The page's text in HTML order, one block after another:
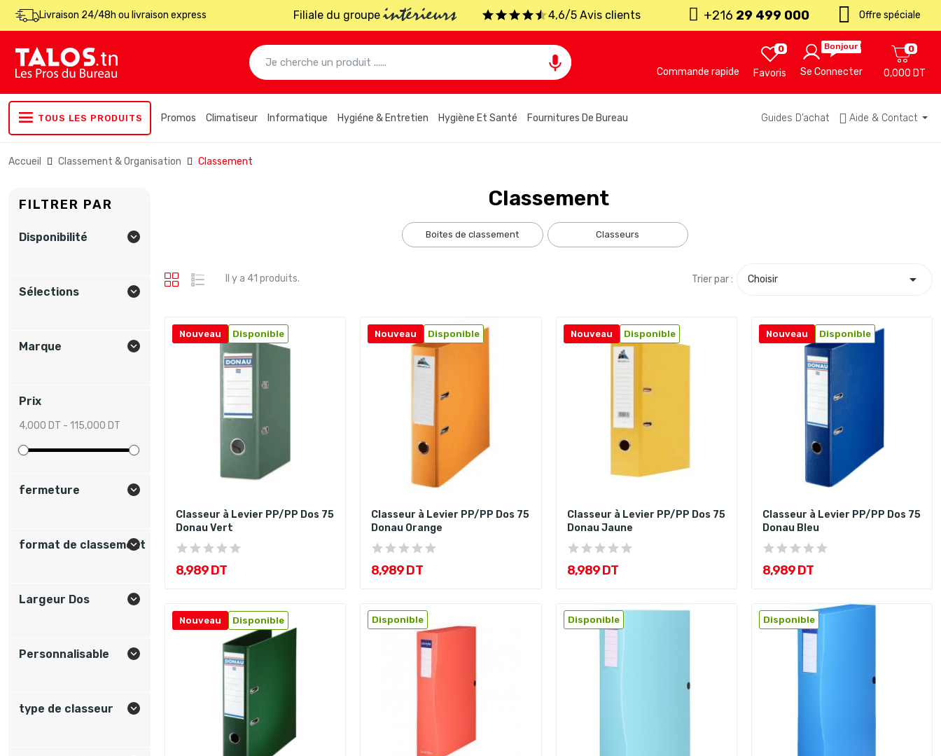
Livraison 24/48h ou livraison express Filiale du groupeintérieurs 4,6/5 Avis clients +216 29 499 000 Offre spéciale
 Commande rapide Favoris
0 Bonjour !
Se Connecter 0,000 DT
0
TOUS LES PRODUITS Promos Climatiseur Informatique Hygiéne & Entretien Hygiène Et Santé Fournitures De Bureau Guides D’achat Aide & Contact
Accueil Classement & Organisation Classement
FILTRER PAR
Disponibilité 
Sélections 
Marque 
Prix
4,000 DT - 115,000 DT
fermeture 
format de classement

Largeur Dos 
Personnalisable 
type de classeur 
Classement
boites de classement classeurs
Il y a 41 produits. Trier par : Choisir 
Nouveau Disponible
Classeur à Levier PP/PP Dos 75
Donau Vert
8,989 DT
Nouveau Disponible
Classeur à Levier PP/PP Dos 75
Donau Orange
8,989 DT
Nouveau Disponible
Classeur à Levier PP/PP Dos 75
Donau Jaune
8,989 DT
Nouveau Disponible
Classeur à Levier PP/PP Dos 75
Donau Bleu
8,989 DT
Nouveau Disponible Disponible Disponible Disponible